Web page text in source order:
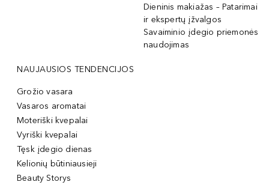
Dieninis makiažas – Patarimai
ir ekspertų įžvalgos
Savaiminio įdegio priemonės
naudojimas
NAUJAUSIOS TENDENCIJOS
Grožio vasara
Vasaros aromatai
Moteriški kvepalai
Vyriški kvepalai
Tęsk įdegio dienas
Kelionių būtiniausieji
Beauty Storys